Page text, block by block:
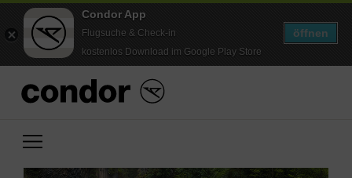
Condor App
Flugsuche & Check-in
kostenlos Download im Google Play Store
öffnen